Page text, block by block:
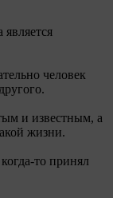
человек
и известным, а
жизни.
то принял